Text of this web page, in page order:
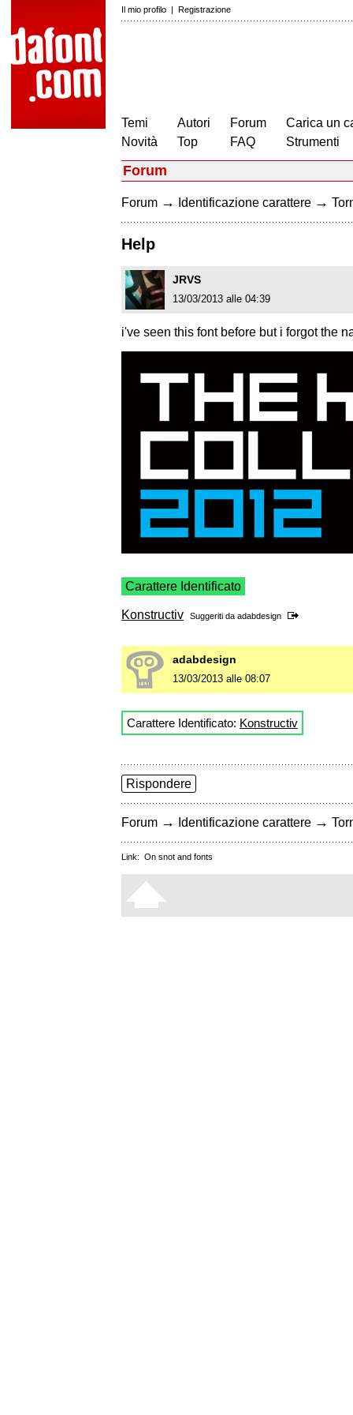
Il mio profilo | Registrazione
Temi
Novità
Autori
Top
Forum
FAQ
Carica un
Strumenti
Forum
Forum → Identificazione carattere →
Help
JRVS
13/03/2013 alle 04:39
i've seen this font before but i forgot the
Carattere Identificato
Konstructiv Suggeriti da adabdesign
adabdesign
13/03/2013 alle 08:07
Carattere Identificato: Konstructiv
Rispondere
Forum → Identificazione carattere →
Link: On snot and fonts